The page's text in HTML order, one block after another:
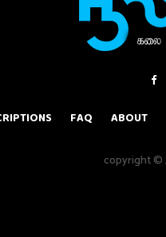
FAQ ABOUT
copyright ©